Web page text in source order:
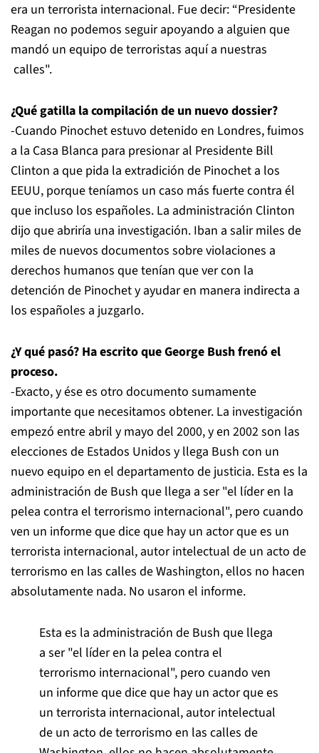
era un terrorista internacional. Fue decir: “Presidente
Reagan no podemos seguir apoyando a alguien que
mandó un equipo de terroristas aquí a nuestras
calles".
¿Qué gatilla la compilación de un nuevo dossier?
-Cuando Pinochet estuvo detenido en Londres, fuimos
a la Casa Blanca para presionar al Presidente Bill
Clinton a que pida la extradición de Pinochet a los
EEUU, porque teníamos un caso más fuerte contra él
que incluso los españoles. La administración Clinton
dijo que abriría una investigación. Iban a salir miles de
miles de nuevos documentos sobre violaciones a
derechos humanos que tenían que ver con la
detención de Pinochet y ayudar en manera indirecta a
los españoles a juzgarlo.
¿Y qué pasó? Ha escrito que George Bush frenó el
proceso.
-Exacto, y ése es otro documento sumamente
importante que necesitamos obtener. La investigación
empezó entre abril y mayo del 2000, y en 2002 son las
elecciones de Estados Unidos y llega Bush con un
nuevo equipo en el departamento de justicia. Esta es la
administración de Bush que llega a ser "el líder en la
pelea contra el terrorismo internacional", pero cuando
ven un informe que dice que hay un actor que es un
terrorista internacional, autor intelectual de un acto de
terrorismo en las calles de Washington, ellos no hacen
absolutamente nada. No usaron el informe.
Esta es la administración de Bush que llega
a ser "el líder en la pelea contra el
terrorismo internacional", pero cuando ven
un informe que dice que hay un actor que es
un terrorista internacional, autor intelectual
de un acto de terrorismo en las calles de